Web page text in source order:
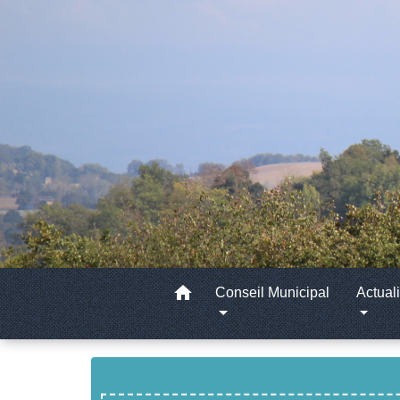
home Conseil Municipal